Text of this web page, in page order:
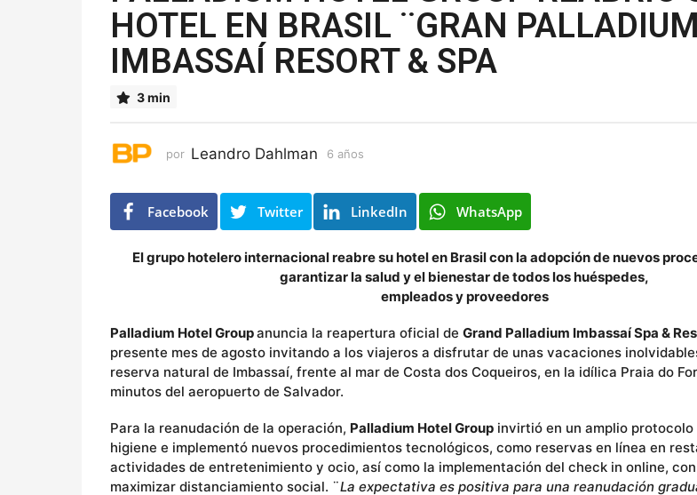
o
s
a
ñ
HOTEL EN BRASIL ¨GRAN PALLADIUM
IMBASSAÍ RESORT & SPA
3 min
por Leandro Dahlman 6 años
s
Facebook Twitter LinkedIn WhatsApp
El grupo hotelero internacional reabre su hotel en Brasil con la adopción de nuevos
garantizar la salud y el bienestar de todos los huéspedes,
empleados y proveedores
Palladium Hotel Groupanuncia la reapertura oficial de Grand Palladium Imbassaí Spa &
presente mes de agosto invitando a los viajeros a disfrutar de unas vacaciones
reserva natural de Imbassaí, frente al mar de Costa dos Coqueiros, en la idílica Praia do
minutos del aeropuerto de Salvador.
Para la reanudación de la operación, Palladium Hotel Group invirtió en un amplio protocolo
higiene e implementó nuevos procedimientos tecnológicos, como reservas en línea en
actividades de entretenimiento y ocio, así como la implementación del check in online,
maximizar distanciamiento social. ¨La expectativa es positiva para una reanudación